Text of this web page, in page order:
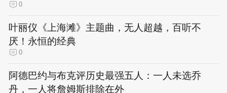
0
叶丽仪《上海滩》主题曲，无人超越，百听不
厌！永恒的经典
0
阿德巴约与布克评历史最强五人：一人未选乔
丹，一人将詹姆斯排除在外